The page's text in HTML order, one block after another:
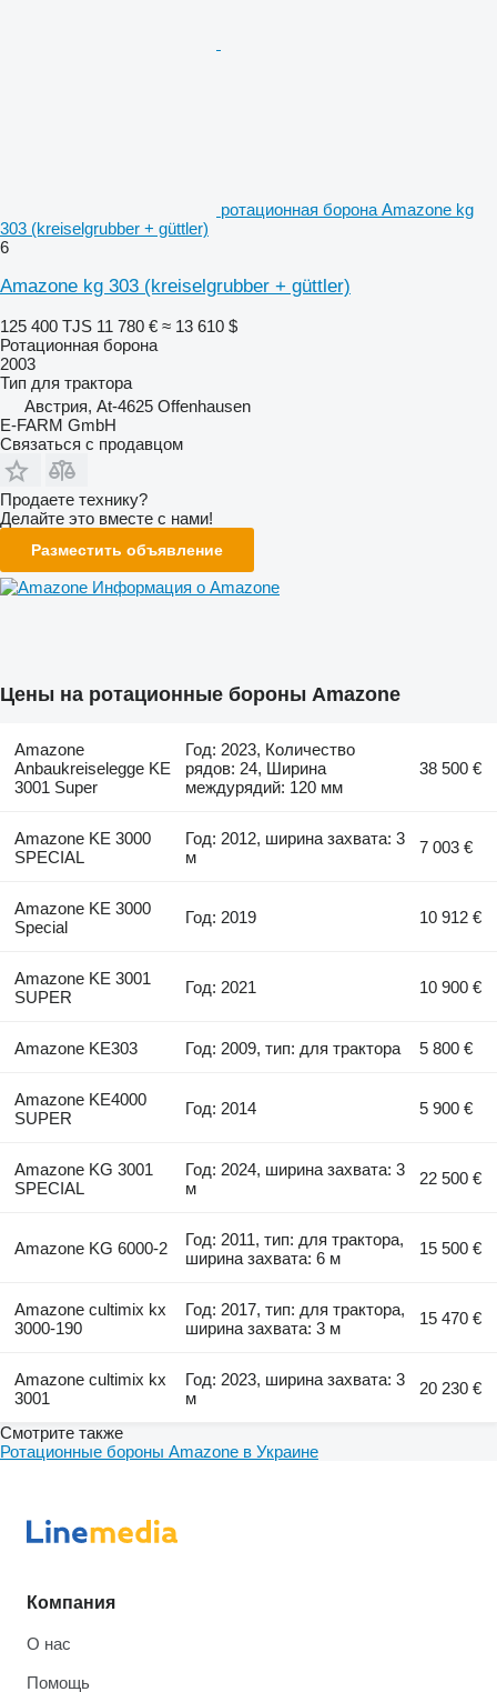
ротационная борона Amazone kg
303 (kreiselgrubber + güttler)
6
Amazone kg 303 (kreiselgrubber + güttler)
125 400 TJS 11 780 € ≈ 13 610 $
Ротационная борона
2003
Тип для трактора
Австрия, At-4625 Offenhausen
E-FARM GmbH
Связаться с продавцом
Продаете технику?
Делайте это вместе с нами!
Разместить объявление
Информация о Amazone
Цены на ротационные бороны Amazone
Amazone
Anbaukreiselegge KE
3001 Super
Год: 2023, Количество
рядов: 24, Ширина
междурядий: 120 мм
38 500 €
Amazone KE 3000
SPECIAL
Год: 2012, ширина захвата: 3
м
7 003 €
Amazone KE 3000
Special
Год: 2019 10 912 €
Amazone KE 3001
SUPER
Год: 2021 10 900 €
Amazone KE303 Год: 2009, тип: для трактора 5 800 €
Amazone KE4000
SUPER
Год: 2014 5 900 €
Amazone KG 3001
SPECIAL
Год: 2024, ширина захвата: 3
м
22 500 €
Amazone KG 6000-2
Год: 2011, тип: для трактора,
ширина захвата: 6 м
15 500 €
Amazone cultimix kx
3000-190
Год: 2017, тип: для трактора,
ширина захвата: 3 м
15 470 €
Amazone cultimix kx
3001
Год: 2023, ширина захвата: 3
м
20 230 €
Смотрите также
Ротационные бороны Amazone в Украине
Компания
О нас
Помощь